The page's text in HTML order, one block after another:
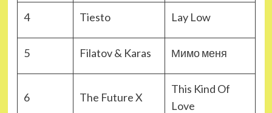
4 Tiesto Lay Low
5 Filatov & Karas Мимо меня
6 The Future X
This Kind Of
Love